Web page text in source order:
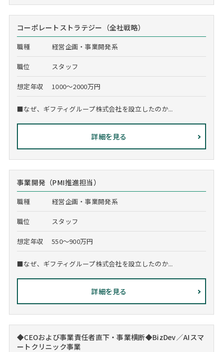
コーポレートストラテジー（全社戦略）
職種 経営企画・事業開発系
職位 スタッフ
想定年収 1000～2000万円
■なぜ、ギフティグループ株式会社を設立したのか...
詳細を見る
事業開発（PMI推進担当）
職種 経営企画・事業開発系
職位 スタッフ
想定年収 550～900万円
■なぜ、ギフティグループ株式会社を設立したのか...
詳細を見る
◆CEOおよび事業責任者直下・事業横断◆BizDev／AIスマ
ートクリニック事業